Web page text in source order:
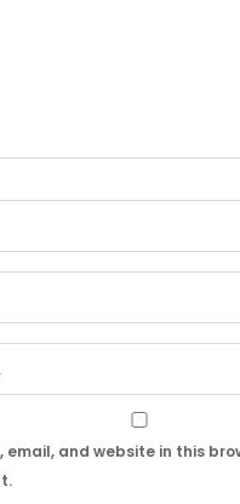
email, and website in this